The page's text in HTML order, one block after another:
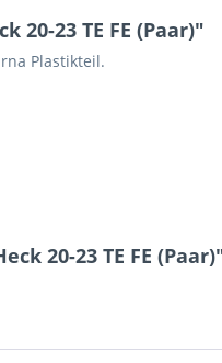
23 TE FE (Paar)"
Plastikteil.
20-23 TE FE